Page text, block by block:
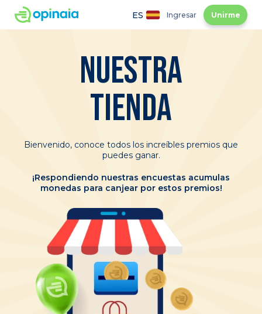
ES Ingresar Unirme
NUESTRA
TIENDA
Bienvenido, conoce todos los increíbles premios que
puedes ganar.
¡Respondiendo nuestras encuestas acumulas
monedas para canjear por estos premios!